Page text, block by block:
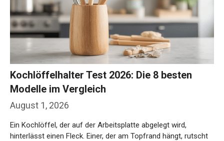
August 1, 2026
Kochlöffelhalter Test 2026: Die 8 besten
Modelle im Vergleich
Ein Kochlöffel, der auf der Arbeitsplatte abgelegt wird,
hinterlässt einen Fleck. Einer, der am Topfrand hängt, rutscht